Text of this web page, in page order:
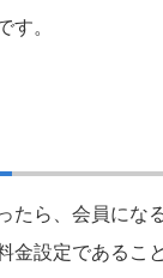
す。
たら、会員にな
金設定であるこ